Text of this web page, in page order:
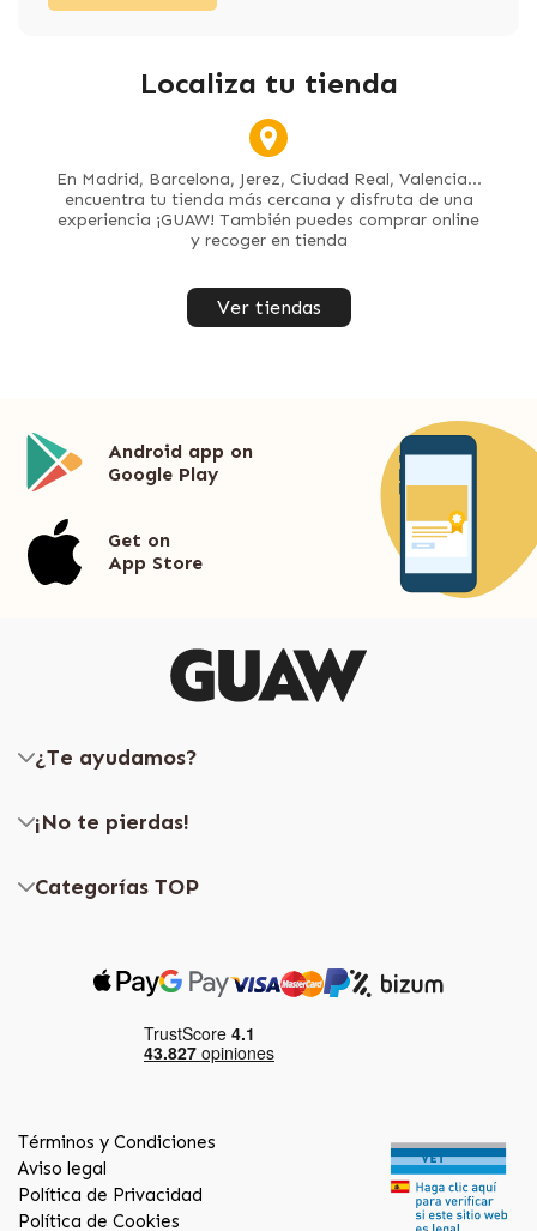
Localiza tu tienda
En Madrid, Barcelona, Jerez, Ciudad Real, Valencia...
encuentra tu tienda más cercana y disfruta de una
experiencia ¡GUAW! También puedes comprar online
y recoger en tienda
Ver tiendas
Android app on
Google Play
Get on
App Store
¿Te ayudamos?
¡No te pierdas!
Categorías TOP
Términos y Condiciones
Aviso legal
Política de Privacidad
Política de Cookies